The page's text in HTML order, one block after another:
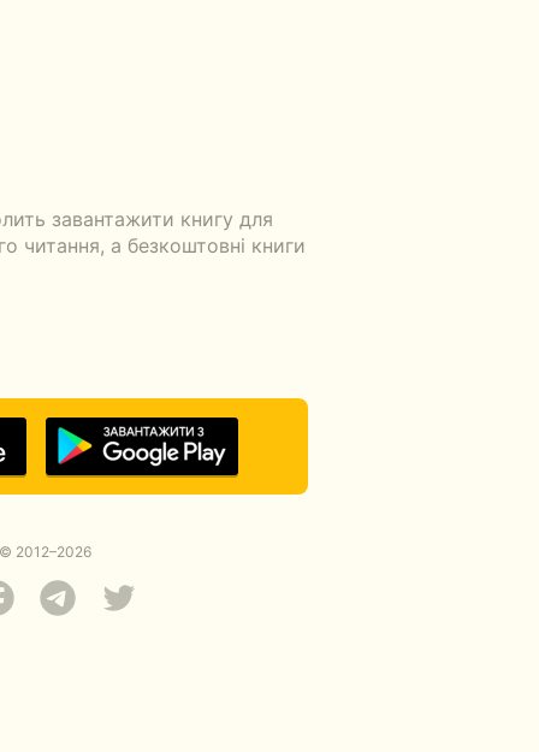
завантажити книгу для
читання, а безкоштовні книги
2012–2026